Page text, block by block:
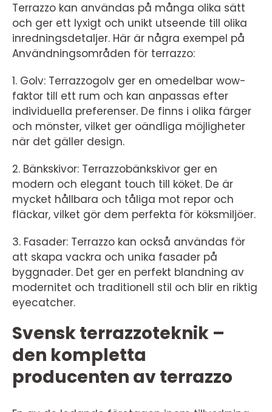
Terrazzo kan användas på många olika sätt
och ger ett lyxigt och unikt utseende till olika
inredningsdetaljer. Här är några exempel på
Användningsområden för terrazzo:
1. Golv: Terrazzogolv ger en omedelbar wow-
faktor till ett rum och kan anpassas efter
individuella preferenser. De finns i olika färger
och mönster, vilket ger oändliga möjligheter
när det gäller design.
2. Bänkskivor: Terrazzobänkskivor ger en
modern och elegant touch till köket. De är
mycket hållbara och tåliga mot repor och
fläckar, vilket gör dem perfekta för köksmiljöer.
3. Fasader: Terrazzo kan också användas för
att skapa vackra och unika fasader på
byggnader. Det ger en perfekt blandning av
modernitet och traditionell stil och blir en riktig
eyecatcher.
Svensk terrazzoteknik –
den kompletta
producenten av terrazzo